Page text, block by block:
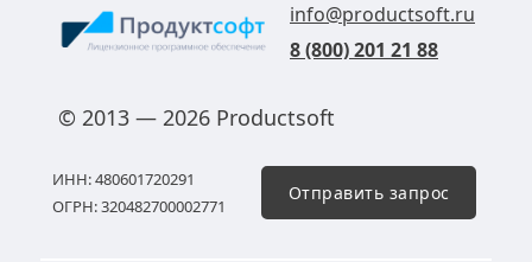
8 (800) 201 21 88
info@productsoft.ru
Отправить запрос
© 2013 — 2026 Productsoft
ИНН: 480601720291
ОГРН: 320482700002771